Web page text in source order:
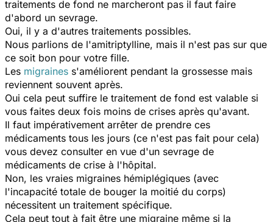
traitements de fond ne marcheront pas il faut faire
d'abord un sevrage.
Oui, il y a d'autres traitements possibles.
Nous parlions de l'amitriptylline, mais il n'est pas sur que
ce soit bon pour votre fille.
Les migraines s'améliorent pendant la grossesse mais
reviennent souvent après.
Oui cela peut suffire le traitement de fond est valable si
vous faites deux fois moins de crises après qu'avant.
Il faut impérativement arrêter de prendre ces
médicaments tous les jours (ce n'est pas fait pour cela)
vous devez consulter en vue d'un sevrage de
médicaments de crise à l'hôpital.
Non, les vraies migraines hémiplégiques (avec
l'incapacité totale de bouger la moitié du corps)
nécessitent un traitement spécifique.
Cela peut tout à fait être une migraine même si la